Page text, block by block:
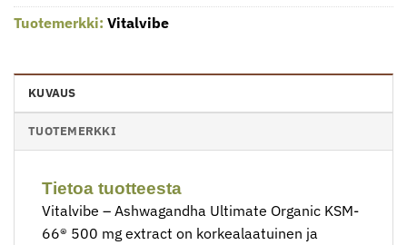
Tuotemerkki: Vitalvibe
KUVAUS
TUOTEMERKKI
Tietoa tuotteesta
Vitalvibe – Ashwagandha Ultimate Organic KSM-
66® 500 mg extract on korkealaatuinen ja